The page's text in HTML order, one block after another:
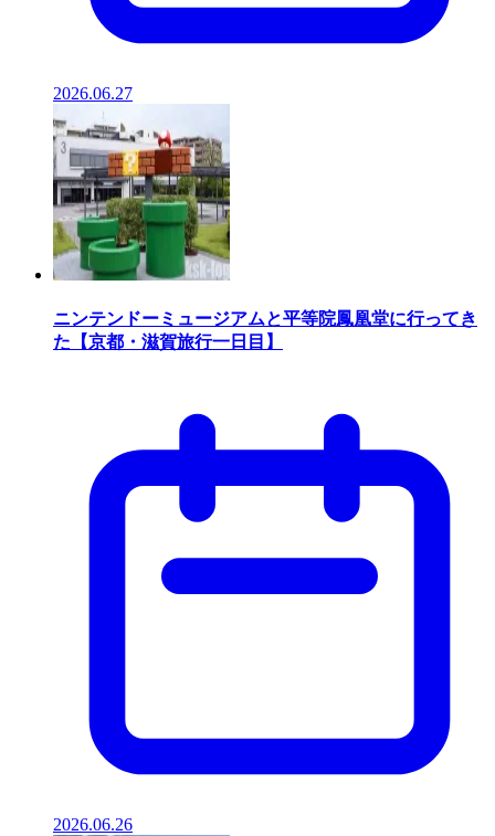
2026.06.27
ニンテンドーミュージアムと平等院鳳凰堂に行ってき
た【京都・滋賀旅行一日目】
2026.06.26